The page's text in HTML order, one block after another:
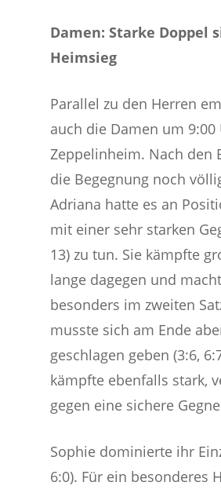
Damen: Starke Doppel
Heimsieg
Parallel zu den Herren
auch die Damen um 9:00
Zeppelinheim. Nach den
die Begegnung noch
Adriana hatte es an
mit einer sehr starken
13) zu tun. Sie kämpfte
lange dagegen und
besonders im zweiten
musste sich am Ende
geschlagen geben (3:6,
kämpfte ebenfalls stark,
gegen eine sichere
Sophie dominierte ihr
6:0). Für ein besonderes